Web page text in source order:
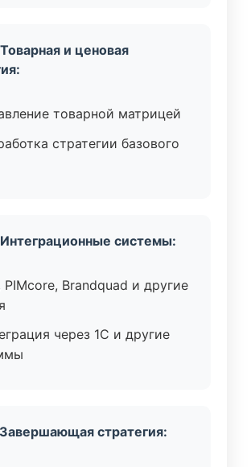
и ценовая
товарной матрицей
стратегии базового
системы:
PIMcore, Brandquad и другие
через 1C и другие
стратегия: